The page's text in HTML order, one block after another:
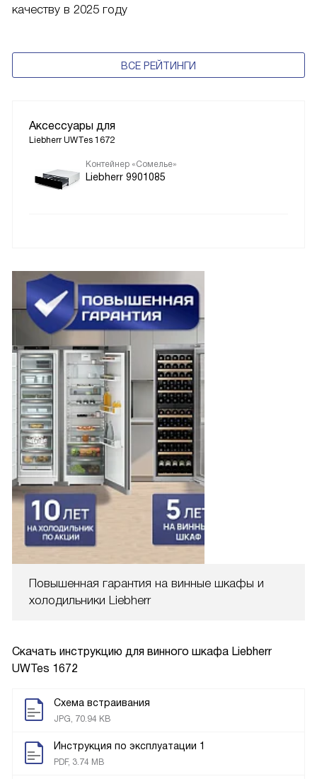
Повышенная гарантия на винные шкафы и
холодильники Liebherr
Скачать инструкцию для винного шкафа Liebherr
UWTes 1672
Схема встраивания
JPG, 70.94 KB
Инструкция по эксплуатации 1
PDF, 3.74 MB
качеству в 2025 году
ВСЕ РЕЙТИНГИ
Аксессуары для
Liebherr UWTes 1672
Контейнер «Сомелье»
Liebherr 9901085